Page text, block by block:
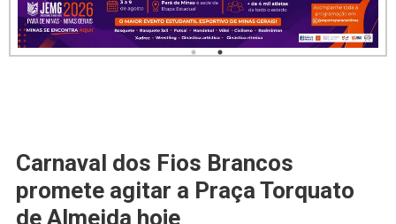
Carnaval dos Fios Brancos
promete agitar a Praça Torquato
de Almeida hoje